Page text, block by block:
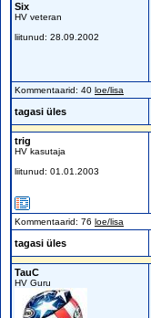
Six
HV veteran
liitunud: 28.09.2002
Kommentaarid: 40 loe/lisa
tagasi üles
trig
HV kasutaja
liitunud: 01.01.2003
Kommentaarid: 76 loe/lisa
tagasi üles
TauC
HV Guru